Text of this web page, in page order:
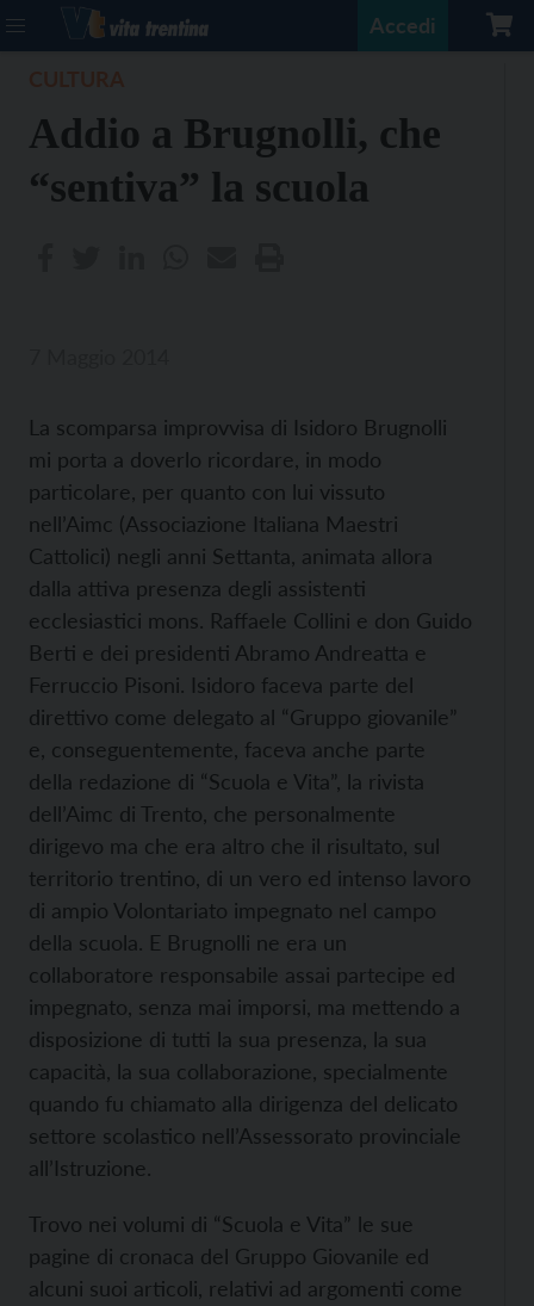
Accedi
Addio a Brugnolli, che
“sentiva” la scuola
La scomparsa improvvisa di Isidoro Brugnolli
mi porta a doverlo ricordare, in modo
particolare, per quanto con lui vissuto
nell’Aimc (Associazione Italiana Maestri
Cattolici) negli anni Settanta, animata allora
dalla attiva presenza degli assistenti
ecclesiastici mons. Raffaele Collini e don Guido
Berti e dei presidenti Abramo Andreatta e
Ferruccio Pisoni. Isidoro faceva parte del
direttivo come delegato al “Gruppo giovanile”
e, conseguentemente, faceva anche parte
della redazione di “Scuola e Vita”, la rivista
dell’Aimc di Trento, che personalmente
dirigevo ma che era altro che il risultato, sul
territorio trentino, di un vero ed intenso lavoro
di ampio Volontariato impegnato nel campo
della scuola. E Brugnolli ne era un
collaboratore responsabile assai partecipe ed
impegnato, senza mai imporsi, ma mettendo a
disposizione di tutti la sua presenza, la sua
capacità, la sua collaborazione, specialmente
quando fu chiamato alla dirigenza del delicato
settore scolastico nell’Assessorato provinciale
all’Istruzione.
Trovo nei volumi di “Scuola e Vita” le sue
pagine di cronaca del Gruppo Giovanile ed
alcuni suoi articoli, relativi ad argomenti come